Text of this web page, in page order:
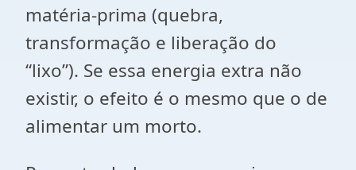
matéria-prima (quebra,
transformação e liberação do
“lixo”). Se essa energia extra não
existir, o efeito é o mesmo que o de
alimentar um morto.